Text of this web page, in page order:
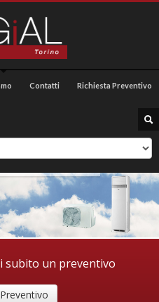
Contatti Richiesta Preventivo
subito un preventivo